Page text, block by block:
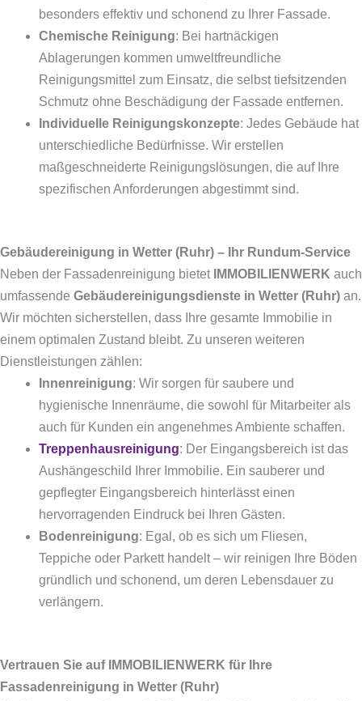
besonders effektiv und schonend zu Ihrer Fassade.
Chemische Reinigung: Bei hartnäckigen
Ablagerungen kommen umweltfreundliche
Reinigungsmittel zum Einsatz, die selbst tiefsitzenden
Schmutz ohne Beschädigung der Fassade entfernen.
Individuelle Reinigungskonzepte: Jedes Gebäude hat
unterschiedliche Bedürfnisse. Wir erstellen
maßgeschneiderte Reinigungslösungen, die auf Ihre
spezifischen Anforderungen abgestimmt sind.
Gebäudereinigung in Wetter (Ruhr) – Ihr Rundum-Service
Neben der Fassadenreinigung bietet IMMOBILIENWERK auch
umfassende Gebäudereinigungsdienste in Wetter (Ruhr) an.
Wir möchten sicherstellen, dass Ihre gesamte Immobilie in
einem optimalen Zustand bleibt. Zu unseren weiteren
Dienstleistungen zählen:
Innenreinigung: Wir sorgen für saubere und
hygienische Innenräume, die sowohl für Mitarbeiter als
auch für Kunden ein angenehmes Ambiente schaffen.
Treppenhausreinigung: Der Eingangsbereich ist das
Aushängeschild Ihrer Immobilie. Ein sauberer und
gepflegter Eingangsbereich hinterlässt einen
hervorragenden Eindruck bei Ihren Gästen.
Bodenreinigung: Egal, ob es sich um Fliesen,
Teppiche oder Parkett handelt – wir reinigen Ihre Böden
gründlich und schonend, um deren Lebensdauer zu
verlängern.
Vertrauen Sie auf IMMOBILIENWERK für Ihre
Fassadenreinigung in Wetter (Ruhr)